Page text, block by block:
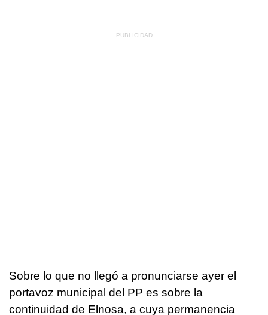
Sobre lo que no llegó a pronunciarse ayer el
portavoz municipal del PP es sobre la
continuidad de Elnosa, a cuya permanencia